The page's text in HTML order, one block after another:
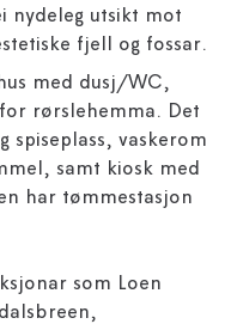
nydeleg utsikt mot
fjell og fossar.
med dusj/WC,
rørslehemma. Det
spiseplass, vaskerom
samt kiosk med
har tømmestasjon
som Loen